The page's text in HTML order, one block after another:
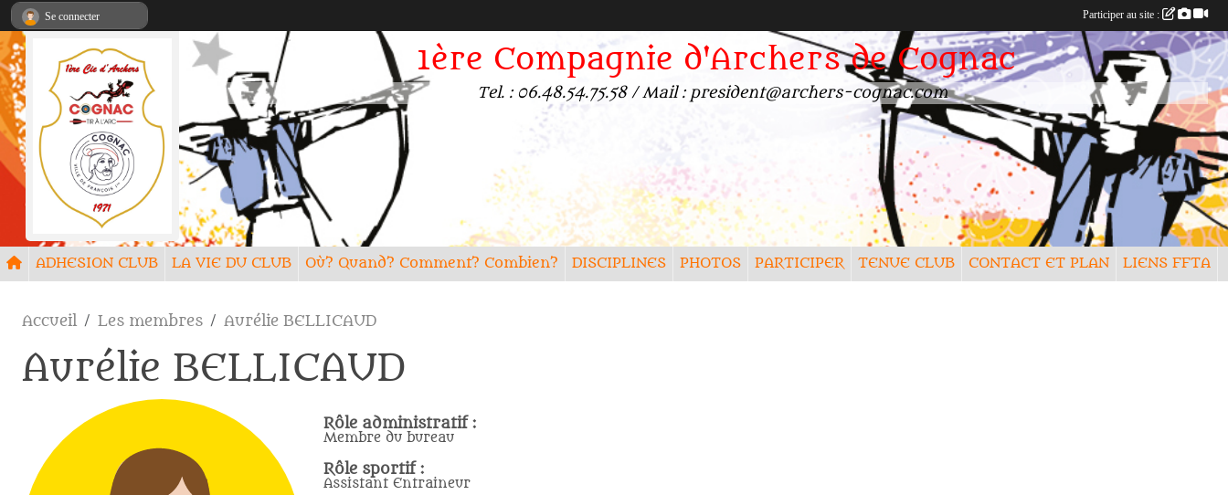
1ère Compagnie d'Archers de Cognac
Tel. : 06.48.54.75.58 / Mail : president@archers-cognac.com
ADHESION CLUB LA VIE DU CLUB Où? Quand? Comment? Combien? DISCIPLINES PHOTOS PARTICIPER TENUE CLUB CONTACT ET PLAN LIENS FFTA
Accueil Les membres Aurélie BELLICAUD
Aurélie BELLICAUD
Rôle administratif :
Membre du bureau
Rôle sportif :
Assistant Entraineur
Se connecter Participer au site :
Panneau de gestion des cookies